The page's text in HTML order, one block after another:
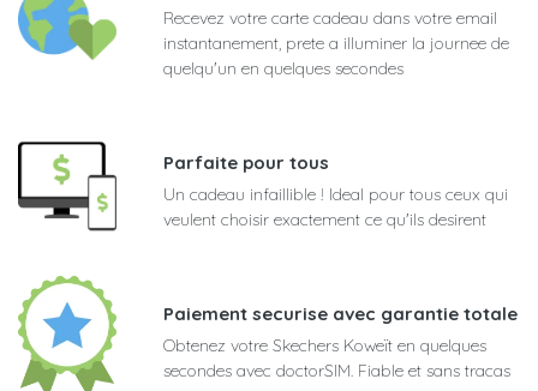
Recevez votre carte cadeau dans votre email
instantanement, prete a illuminer la journee de
quelqu'un en quelques secondes
Parfaite pour tous
Un cadeau infaillible ! Ideal pour tous ceux qui
veulent choisir exactement ce qu'ils desirent
Paiement securise avec garantie totale
Obtenez votre Skechers Koweït en quelques
secondes avec doctorSIM. Fiable et sans tracas